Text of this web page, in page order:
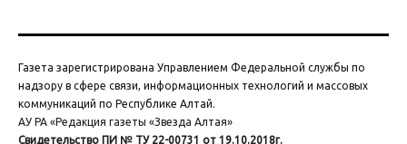
Газета зарегистрирована Управлением Федеральной службы по
надзору в сфере связи, информационных технологий и массовых
коммуникаций по Республике Алтай.
АУ РА «Редакция газеты «Звезда Алтая»
Свидетельство ПИ № ТУ 22-00731 от 19.10.2018г.